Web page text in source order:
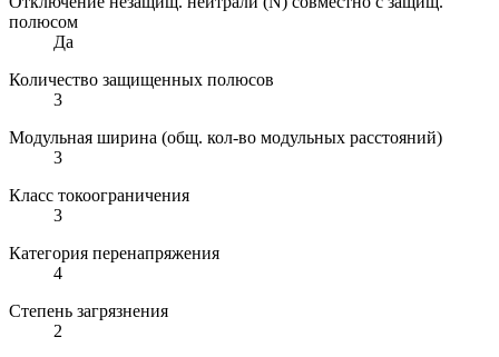
полюсом
Да
Количество защищенных полюсов
3
Модульная ширина (общ. кол-во модульных расстояний)
3
Класс токоограничения
3
Категория перенапряжения
4
Степень загрязнения
2